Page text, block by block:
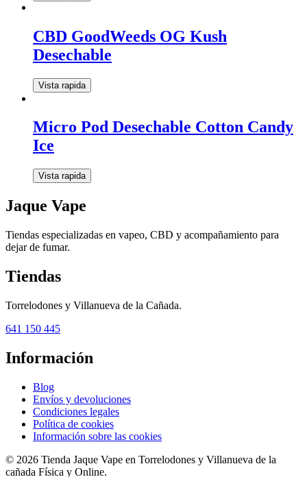
CBD GoodWeeds OG Kush
Desechable
Vista rapida
Micro Pod Desechable Cotton Candy
Ice
Vista rapida
Jaque Vape
Tiendas especializadas en vapeo, CBD y acompañamiento para
dejar de fumar.
Tiendas
Torrelodones y Villanueva de la Cañada.
641 150 445
Información
Blog
Envíos y devoluciones
Condiciones legales
Política de cookies
Información sobre las cookies
© 2026 Tienda Jaque Vape en Torrelodones y Villanueva de la
cañada Física y Online.